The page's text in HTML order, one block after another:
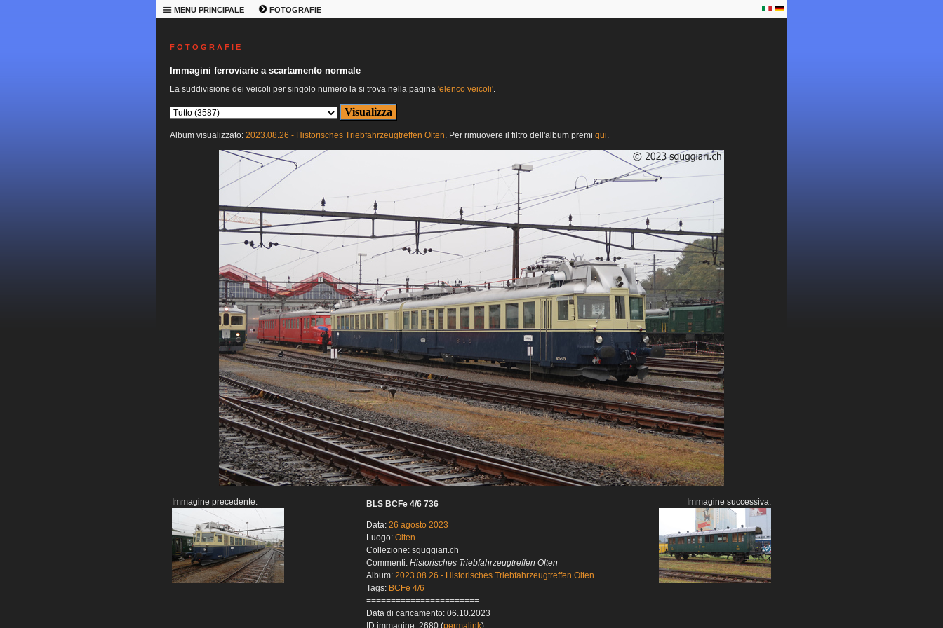
MENU PRINCIPALE FOTOGRAFIE
F O T O G R A F I E
Immagini ferroviarie a scartamento normale
La suddivisione dei veicoli per singolo numero la si trova nella pagina 'elenco veicoli'.
Album visualizzato: 2023.08.26 - Historisches Triebfahrzeugtreffen Olten. Per rimuovere il filtro dell'album premi qui.
Immagine precedente: BLS BCFe 4/6 736
Data: 26 agosto 2023
Luogo: Olten
Collezione: sguggiari.ch
Commenti: Historisches Triebfahrzeugtreffen Olten
Album: 2023.08.26 - Historisches Triebfahrzeugtreffen Olten
Tags: BCFe 4/6
=======================
Data di caricamento: 06.10.2023
Immagine successiva: